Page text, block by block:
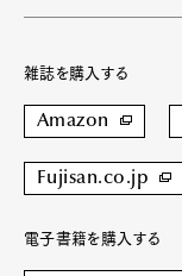
雑誌を購入する
Amazon
Fujisan.co.jp
電子書籍を購入する